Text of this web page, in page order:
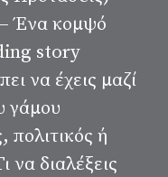
Ένα κομψό
story
να έχεις μαζί
γάμου
ή
να διαλέξεις